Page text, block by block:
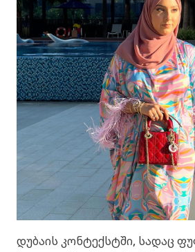
დუბაის კონტექსტში, სადაც